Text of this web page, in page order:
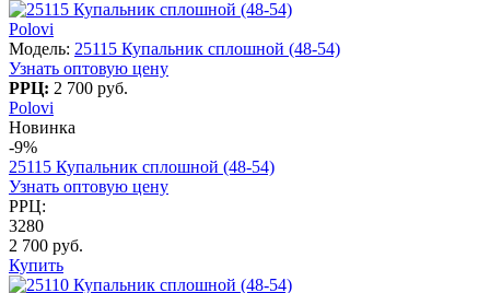
Polovi
Модель: 25115 Купальник сплошной (48-54)
Узнать оптовую цену
РРЦ: 2 700 руб.
Polovi
Новинка
-9%
25115 Купальник сплошной (48-54)
Узнать оптовую цену
РРЦ:
3280
2 700 руб.
Купить